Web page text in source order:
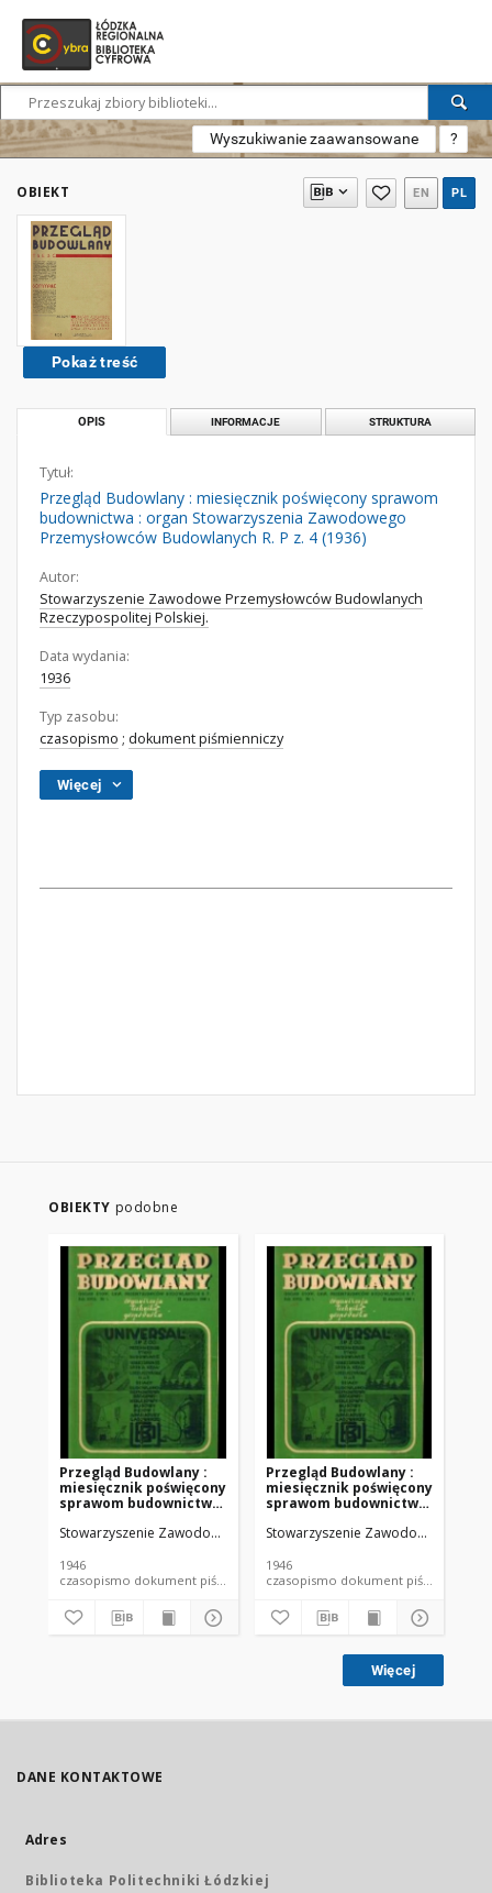
Wyszukiwanie zaawansowane ?
OBIEKT EN PL
Pokaż treść
OPIS INFORMACJE STRUKTURA
Tytuł:
Przegląd Budowlany : miesięcznik poświęcony sprawom
budownictwa : organ Stowarzyszenia Zawodowego
Przemysłowców Budowlanych R. P z. 4 (1936)
Autor:
Stowarzyszenie Zawodowe Przemysłowców Budowlanych
Rzeczypospolitej Polskiej.
Data wydania:
1936
Typ zasobu:
czasopismo ; dokument piśmienniczy
Więcej
OBIEKTY podobne
Przegląd Budowlany :
miesięcznik poświęcony
sprawom budownictwa
Zawodowego
Budowlanych R. P. R.
XVIII nr 12 (1946)
Stowarzyszenie Zawodowe Przemysłowców Budowlanych
1946
czasopismo dokument piśmienniczy
Przegląd Budowlany :
miesięcznik poświęcony
sprawom budownictwa
Zawodowego
Budowlanych R. P. R.
XVIII nr 5 (1946)
Stowarzyszenie Zawodowe
1946
czasopismo dokument piśmienniczy
Więcej
DANE KONTAKTOWE
Adres
Biblioteka Politechniki Łódzkiej